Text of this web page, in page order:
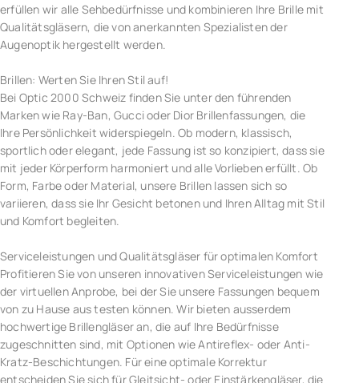
erfüllen wir alle Sehbedürfnisse und kombinieren Ihre Brille mit
Qualitätsgläsern, die von anerkannten Spezialisten der
Augenoptik hergestellt werden.
Brillen: Werten Sie Ihren Stil auf!
Bei Optic 2000 Schweiz finden Sie unter den führenden
Marken wie Ray-Ban, Gucci oder Dior Brillenfassungen, die
Ihre Persönlichkeit widerspiegeln. Ob modern, klassisch,
sportlich oder elegant, jede Fassung ist so konzipiert, dass sie
mit jeder Körperform harmoniert und alle Vorlieben erfüllt. Ob
Form, Farbe oder Material, unsere Brillen lassen sich so
variieren, dass sie Ihr Gesicht betonen und Ihren Alltag mit Stil
und Komfort begleiten.
Serviceleistungen und Qualitätsgläser für optimalen Komfort
Profitieren Sie von unseren innovativen Serviceleistungen wie
der virtuellen Anprobe, bei der Sie unsere Fassungen bequem
von zu Hause aus testen können. Wir bieten ausserdem
hochwertige Brillengläser an, die auf Ihre Bedürfnisse
zugeschnitten sind, mit Optionen wie Antireflex- oder Anti-
Kratz-Beschichtungen. Für eine optimale Korrektur
entscheiden Sie sich für Gleitsicht- oder Einstärkengläser, die